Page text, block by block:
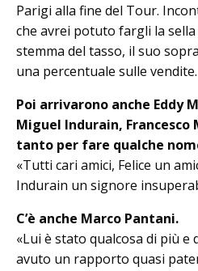
Parigi alla fine del Tour.
che avrei po­tuto fargli la
stemma del tasso, il suo
una percentuale sulle
Poi arrivarono anche Eddy
Miguel Indurain, Fran­cesco
tanto per fare qualche
«Tutti cari amici, Felice un
Indurain un signore
C’è anche Marco Pantani.
«Lui è stato qualcosa di più e
avuto un rapporto quasi